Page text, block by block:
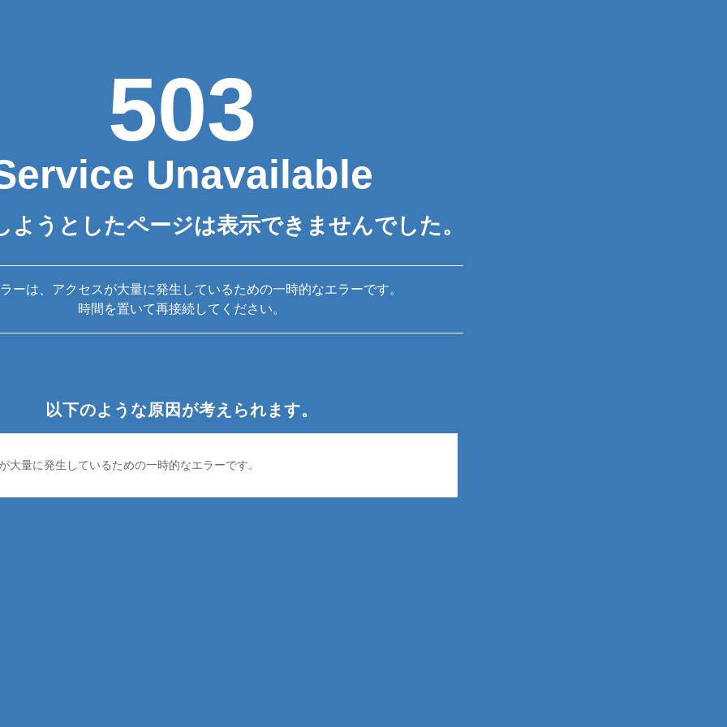
503
Unavailable
ようとしたページは表示できませんでした。
ーは、アクセスが大量に発生しているための一時的なエラーです。
時間を置いて再接続してください。
以下のような原因が考えられます。
大量に発生しているための一時的なエラーです。